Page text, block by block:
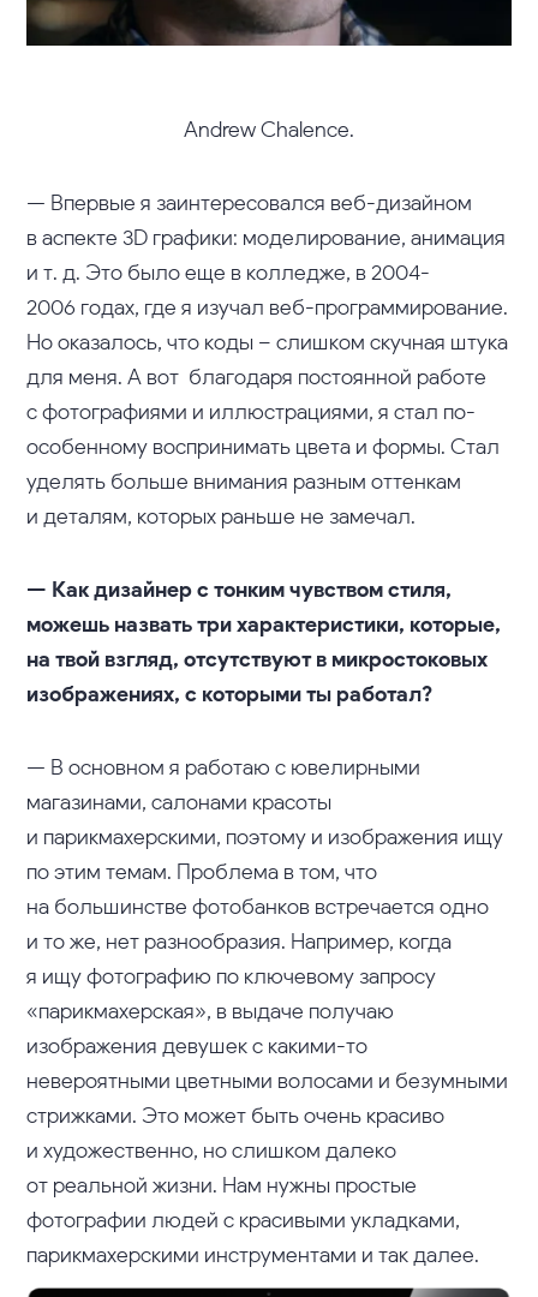
Andrew Chalence.
— Впервые я заинтересовался веб-дизайном
в аспекте 3D графики: моделирование, анимация
и т. д. Это было еще в колледже, в 2004-
2006 годах, где я изучал веб-программирование.
Но оказалось, что коды – слишком скучная штука
для меня. А вот благодаря постоянной работе
с фотографиями и иллюстрациями, я стал по-
особенному воспринимать цвета и формы. Стал
уделять больше внимания разным оттенкам
и деталям, которых раньше не замечал.
— Как дизайнер с тонким чувством стиля,
можешь назвать три характеристики, которые,
на твой взгляд, отсутствуют в микростоковых
изображениях, с которыми ты работал?
— В основном я работаю с ювелирными
магазинами, салонами красоты
и парикмахерскими, поэтому и изображения ищу
по этим темам. Проблема в том, что
на большинстве фотобанков встречается одно
и то же, нет разнообразия. Например, когда
я ищу фотографию по ключевому запросу
«парикмахерская», в выдаче получаю
изображения девушек с какими-то
невероятными цветными волосами и безумными
стрижками. Это может быть очень красиво
и художественно, но слишком далеко
от реальной жизни. Нам нужны простые
фотографии людей с красивыми укладками,
парикмахерскими инструментами и так далее.